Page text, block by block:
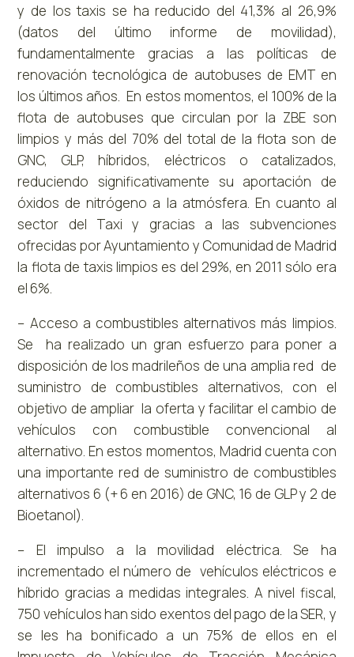
y de los taxis se ha reducido del 41,3% al 26,9%
(datos del último informe de movilidad),
fundamentalmente gracias a las políticas de
renovación tecnológica de autobuses de EMT en
los últimos años. En estos momentos, el 100% de la
flota de autobuses que circulan por la ZBE son
limpios y más del 70% del total de la flota son de
GNC, GLP, híbridos, eléctricos o catalizados,
reduciendo significativamente su aportación de
óxidos de nitrógeno a la atmósfera. En cuanto al
sector del Taxi y gracias a las subvenciones
ofrecidas por Ayuntamiento y Comunidad de Madrid
la flota de taxis limpios es del 29%, en 2011 sólo era
el 6%.
– Acceso a combustibles alternativos más limpios.
Se ha realizado un gran esfuerzo para poner a
disposición de los madrileños de una amplia red de
suministro de combustibles alternativos, con el
objetivo de ampliar la oferta y facilitar el cambio de
vehículos con combustible convencional al
alternativo. En estos momentos, Madrid cuenta con
una importante red de suministro de combustibles
alternativos 6 (+ 6 en 2016) de GNC, 16 de GLP y 2 de
Bioetanol).
– El impulso a la movilidad eléctrica. Se ha
incrementado el número de vehículos eléctricos e
híbrido gracias a medidas integrales. A nivel fiscal,
750 vehículos han sido exentos del pago de la SER, y
se les ha bonificado a un 75% de ellos en el